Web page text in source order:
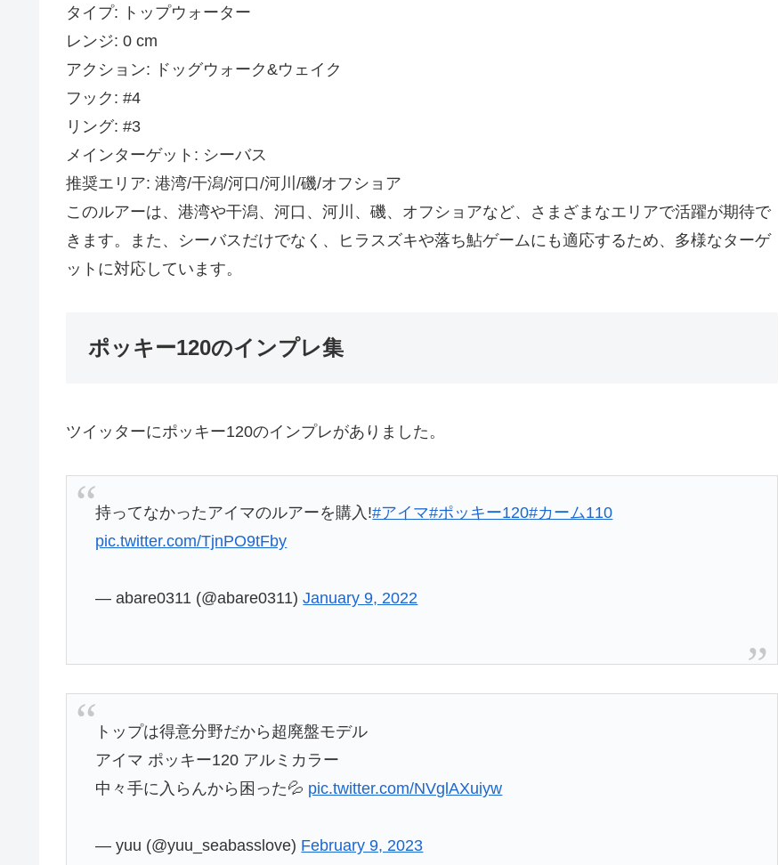
タイプ: トップウォーター
レンジ: 0 cm
アクション: ドッグウォーク&ウェイク
フック: #4
リング: #3
メインターゲット: シーバス
推奨エリア: 港湾/干潟/河口/河川/磯/オフショア
このルアーは、港湾や干潟、河口、河川、磯、オフショアなど、さまざまなエリアで活躍が期待で
きます。また、シーバスだけでなく、ヒラスズキや落ち鮎ゲームにも適応するため、多様なターゲ
ットに対応しています。
ポッキー120のインプレ集
ツイッターにポッキー120のインプレがありました。
持ってなかったアイマのルアーを購入!#アイマ#ポッキー120#カーム110
pic.twitter.com/TjnPO9tFby
— abare0311 (@abare0311)January 9, 2022
トップは得意分野だから超廃盤モデル
アイマ ポッキー120 アルミカラー
中々手に入らんから困った💦 pic.twitter.com/NVglAXuiyw
— yuu (@yuu_seabasslove) February 9, 2023